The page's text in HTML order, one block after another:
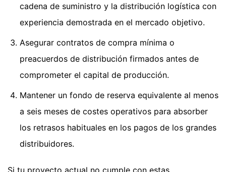
cadena de suministro y la distribución logística con
experiencia demostrada en el mercado objetivo.
Asegurar contratos de compra mínima o
preacuerdos de distribución firmados antes de
comprometer el capital de producción.
Mantener un fondo de reserva equivalente al menos
a seis meses de costes operativos para absorber
los retrasos habituales en los pagos de los grandes
distribuidores.
Si tu proyecto actual no cumple con estas